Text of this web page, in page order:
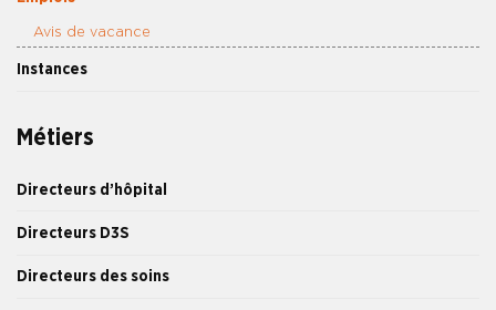
Avis de vacance
Instances
Métiers
Directeurs d’hôpital
Directeurs D3S
Directeurs des soins